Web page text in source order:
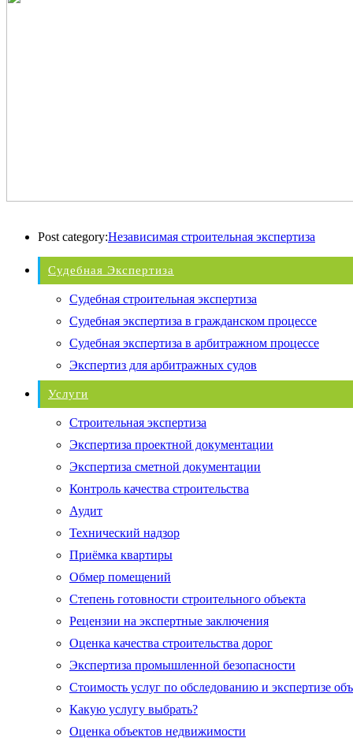
Post category:Независимая строительная экспертиза
Судебная Экспертиза
Судебная строительная экспертиза
Судебная экспертиза в гражданском процессе
Судебная экспертиза в арбитражном процессе
Экспертиз для арбитражных судов
Услуги
Строительная экспертиза
Экспертиза проектной документации
Экспертиза сметной документации
Контроль качества строительства
Аудит
Технический надзор
Приёмка квартиры
Обмер помещений
Степень готовности строительного объекта
Рецензии на экспертные заключения
Оценка качества строительства дорог
Экспертиза промышленной безопасности
Стоимость услуг по обследованию и экспертизе
Какую услугу выбрать?
Оценка объектов недвижимости